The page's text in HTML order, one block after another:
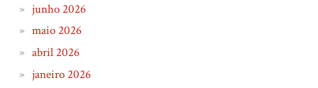
junho 2026
maio 2026
abril 2026
janeiro 2026